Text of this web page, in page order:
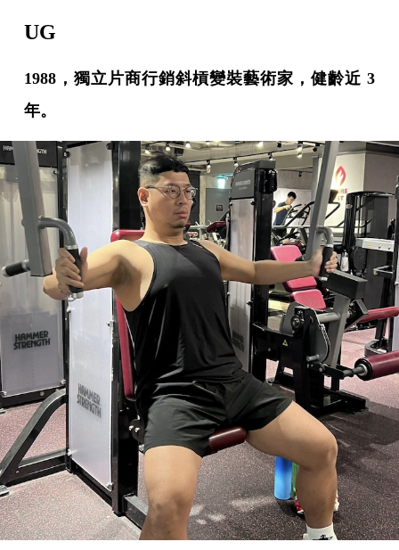
UG
1988，獨立片商行銷斜槓變裝藝術家，健齡近 3
年。